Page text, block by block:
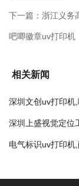
下一篇： 浙江义务
吧唧徽章uv打印机
相关新闻
深圳文创uv打印机
念币uv打印机
深圳上盛视觉定位
打印的优势
电气标识uv打印机